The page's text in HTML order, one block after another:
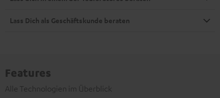
Lass Dich als Geschäftskunde beraten
Features
Alle Technologien im Überblick